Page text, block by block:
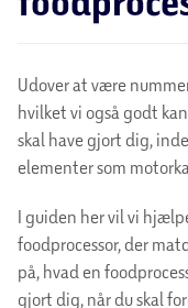
Udover at være
hvilket vi også godt
skal have gjort dig,
elementer som
I guiden her vil vi
foodprocessor, der
på, hvad en
gjort dig, når du skal